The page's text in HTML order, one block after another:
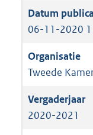
06-11-2020
Tweede
2020-2021